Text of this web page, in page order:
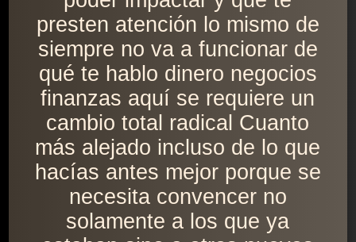
presten atención lo mismo de
siempre no va a funcionar de
qué te hablo dinero negocios
finanzas aquí se requiere un
cambio total radical Cuanto
más alejado incluso de lo que
hacías antes mejor porque se
necesita convencer no
solamente a los que ya